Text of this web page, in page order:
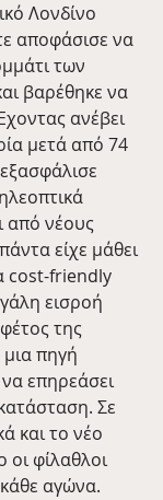
Λονδίνο
αποφάσισε να
των
βαρέθηκε να
ανέβει
μετά από 74
από νέους
είχε μάθει
cost-friendly
εισροή
της
μια πηγή
επηρεάσει
Σε
και το νέο
οι φίλαθλοι
αγώνα.